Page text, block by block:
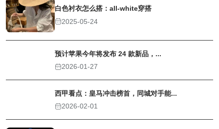
白色衬衣怎么搭：all-white穿搭
2025-05-24
预计苹果今年将发布 24 款新品，...
2026-01-27
西甲看点：皇马冲击榜首，同城对手能...
2026-02-01